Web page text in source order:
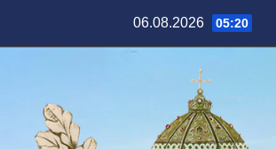
06.08.2026 05:20